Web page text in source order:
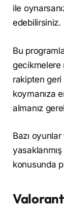
ile
edebilirsiniz.
Bu
gecikmelere
rakipten geri
koymanıza
almanız
Bazı
konusunda